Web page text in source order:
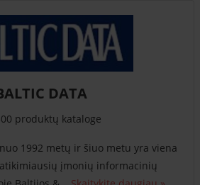
DATA
produktų kataloge
nuo 1992 metų ir šiuo metu yra viena
įmonių informacinių